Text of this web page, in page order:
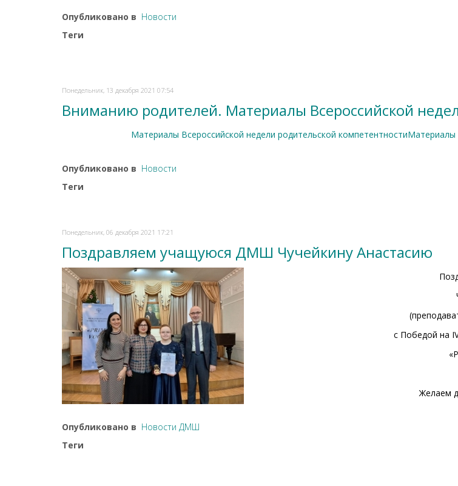
Опубликовано в Новости
Теги
Понедельник, 13 декабря 2021 07:54
Вниманию родителей. Материалы Всероссийской
Материалы Всероссийской недели родительской
Опубликовано в Новости
Теги
Понедельник, 06 декабря 2021 17:21
Поздравляем учащуюся ДМШ Чучейкину Анастасию
с Победой на
Желаем
Опубликовано в Новости ДМШ
Теги